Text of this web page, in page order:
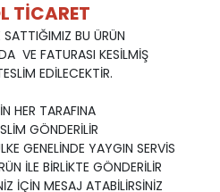
TİCARET
SATTIĞIMIZ BU ÜRÜN
VE FATURASI KESİLMİŞ
EDİLECEKTİR.
HER TARAFINA
GÖNDERİLİR
GENELİNDE YAYGIN SERVİS
İLE BİRLİKTE GÖNDERİLİR
İÇİN MESAJ ATABİLİRSİNİZ